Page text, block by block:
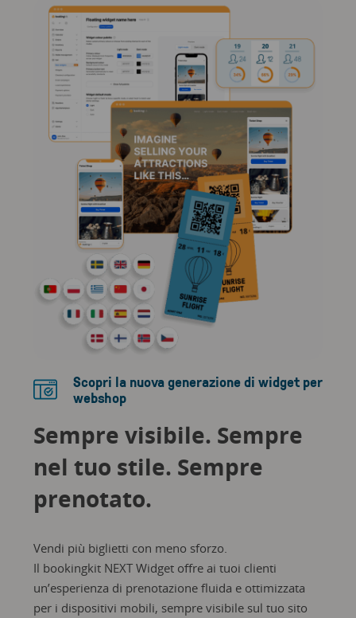
Scopri la nuova generazione di widget per
webshop
Sempre visibile. Sempre
nel tuo stile. Sempre
prenotato.
Vendi più biglietti con meno sforzo.
Il bookingkit NEXT Widget offre ai tuoi clienti
un’esperienza di prenotazione fluida e ottimizzata
per i dispositivi mobili, sempre visibile sul tuo sito